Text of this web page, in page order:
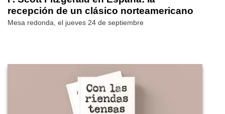
recepción de un clásico norteamericano
Mesa redonda, el jueves 24 de septiembre